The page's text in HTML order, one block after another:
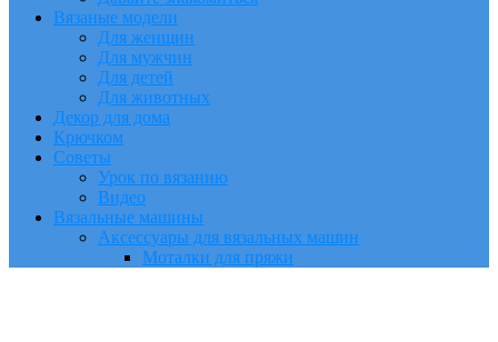
Вязаные модели
Для женщин
Для мужчин
Для детей
Для животных
Декор для дома
Крючком
Советы
Урок по вязанию
Видео
Вязальные машины
Аксессуары для вязальных машин
Моталки для пряжи